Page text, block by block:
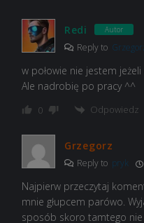
Redi Autor
Reply to
w połowie nie jestem
Ale nadrobię po pracy ^^
0 Odpowiedz
Grzegorz
Reply to pryk
Najpierw przeczytaj
mnie głupcem parówo.
sposób skoro tamtego nie